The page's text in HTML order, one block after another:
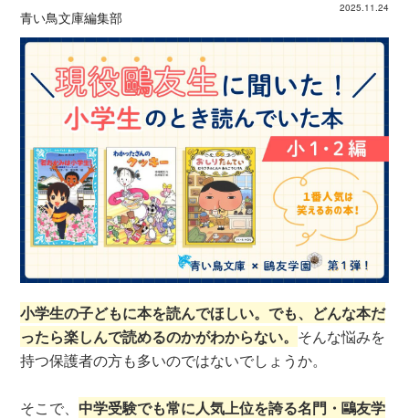
2025.11.24
青い鳥文庫編集部
小学生の子どもに本を読んでほしい。でも、どんな本だ
ったら楽しんで読めるのかがわからない。 そんな悩みを
持つ保護者の方も多いのではないでしょうか。
そこで、 中学受験でも常に人気上位を誇る名門・鷗友学